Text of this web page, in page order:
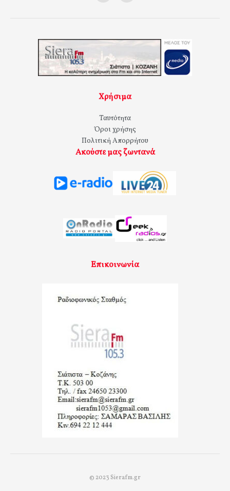
Χρήσιμα
Ταυτότητα
Όροι χρήσης
Πολιτική Απορρήτου
Ακούστε μας ζωντανά
Επικοινωνία
© 2023 Sierafm.gr